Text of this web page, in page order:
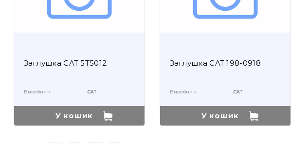
Заглушка CAT 5T5012
Виробник: CAT
У кошик
Заглушка CAT 198-0918
Виробник: CAT
У кошик